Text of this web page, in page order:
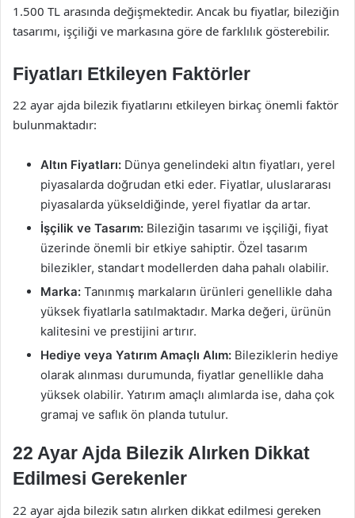
1.500 TL arasında değişmektedir. Ancak bu fiyatlar, bileziğin
tasarımı, işçiliği ve markasına göre de farklılık gösterebilir.
Fiyatları Etkileyen Faktörler
22 ayar ajda bilezik fiyatlarını etkileyen birkaç önemli faktör
bulunmaktadır:
Altın Fiyatları: Dünya genelindeki altın fiyatları, yerel
piyasalarda doğrudan etki eder. Fiyatlar, uluslararası
piyasalarda yükseldiğinde, yerel fiyatlar da artar.
İşçilik ve Tasarım: Bileziğin tasarımı ve işçiliği, fiyat
üzerinde önemli bir etkiye sahiptir. Özel tasarım
bilezikler, standart modellerden daha pahalı olabilir.
Marka: Tanınmış markaların ürünleri genellikle daha
yüksek fiyatlarla satılmaktadır. Marka değeri, ürünün
kalitesini ve prestijini artırır.
Hediye veya Yatırım Amaçlı Alım: Bileziklerin hediye
olarak alınması durumunda, fiyatlar genellikle daha
yüksek olabilir. Yatırım amaçlı alımlarda ise, daha çok
gramaj ve saflık ön planda tutulur.
22 Ayar Ajda Bilezik Alırken Dikkat
Edilmesi Gerekenler
22 ayar ajda bilezik satın alırken dikkat edilmesi gereken